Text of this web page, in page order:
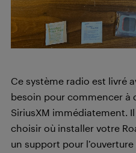
Ce système radio est livré
besoin pour commencer à
SiriusXM immédiatement.
choisir où installer votre
un support pour